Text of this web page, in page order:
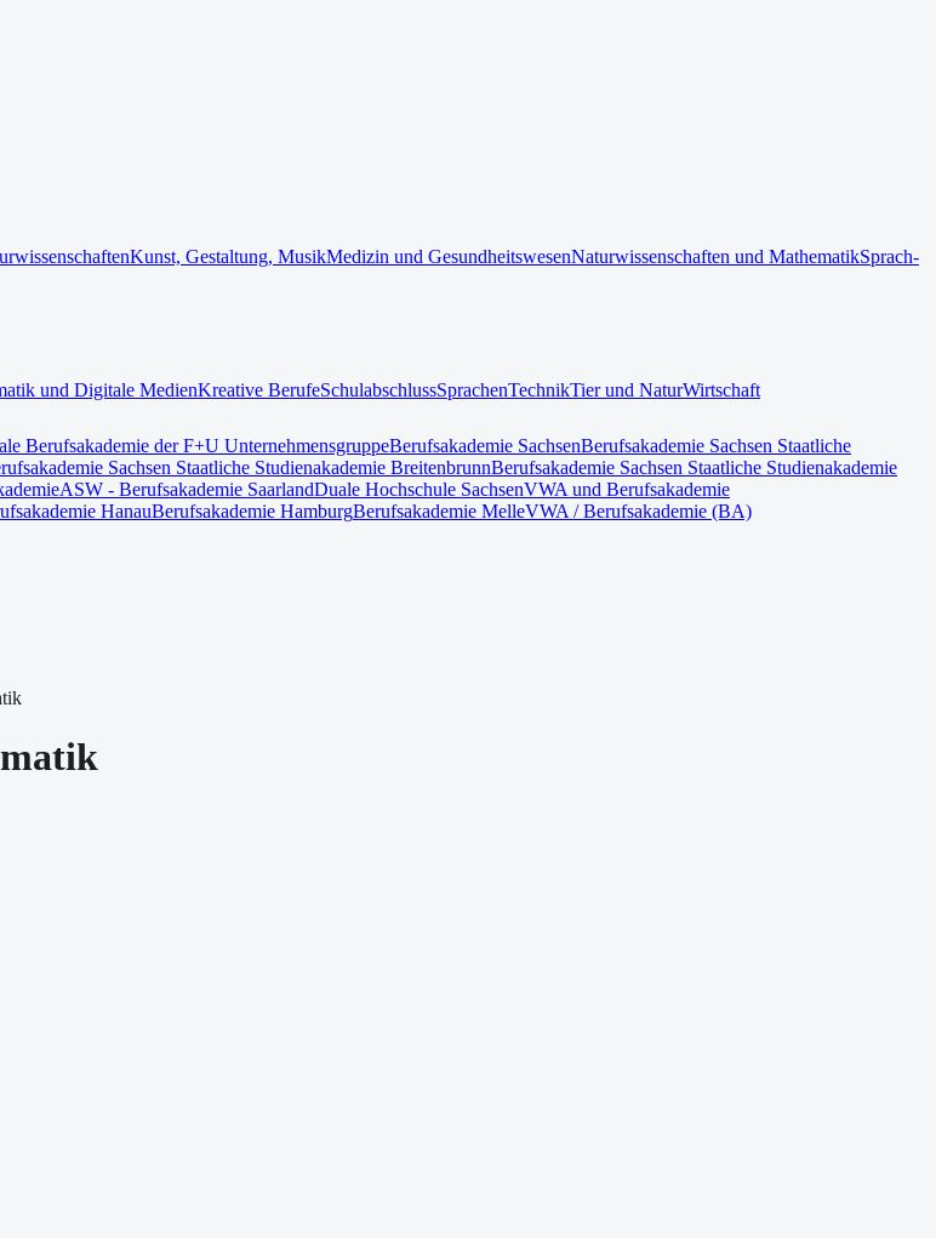
Kunst, Gestaltung, MusikMedizin und GesundheitswesenNaturwissenschaften und MathematikSprach-
und Digitale MedienKreative BerufeSchulabschlussSprachenTechnikTier und NaturWirtschaft
Berufsakademie der F+U UnternehmensgruppeBerufsakademie SachsenBerufsakademie Sachsen Staatliche
Sachsen Staatliche Studienakademie BreitenbrunnBerufsakademie Sachsen Staatliche Studienakademie
ASW - Berufsakademie SaarlandDuale Hochschule SachsenVWA und Berufsakademie
HanauBerufsakademie HamburgBerufsakademie MelleVWA / Berufsakademie (BA)